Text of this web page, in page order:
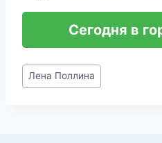
Сегодня в
Метки
записи:
Лена Поллина